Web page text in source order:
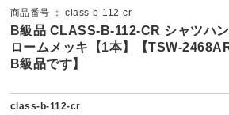
商品番号 ： class-b-112-cr
B級品 CLASS-B-112-CR シャツハ
ロームメッキ【1本】【TSW-
B級品です】
class-b-112-cr